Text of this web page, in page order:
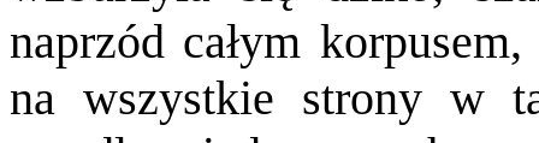
naprzód całym
na wszystkie strony w